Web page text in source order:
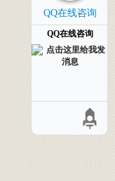
QQ在线咨询
QQ在线咨询